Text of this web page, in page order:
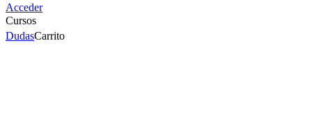
Acceder
Cursos
DudasCarrito